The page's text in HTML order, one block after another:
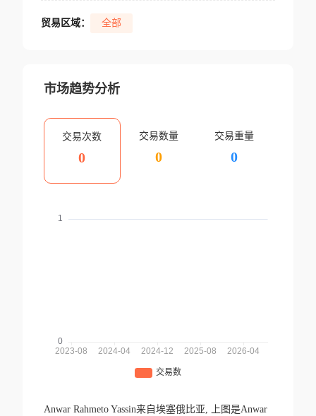
贸易区域： 全部
市场趋势分析
交易次数
0
交易数量
0
交易重量
0
Anwar Rahmeto Yassin来自埃塞俄比亚,
上图是Anwar